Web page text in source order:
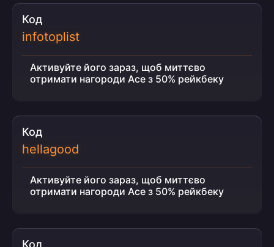
Код
infotoplist
Активуйте його зараз, щоб миттєво
отримати нагороди Ace з 50% рейкбеку
Код
hellagood
Активуйте його зараз, щоб миттєво
отримати нагороди Ace з 50% рейкбеку
Код